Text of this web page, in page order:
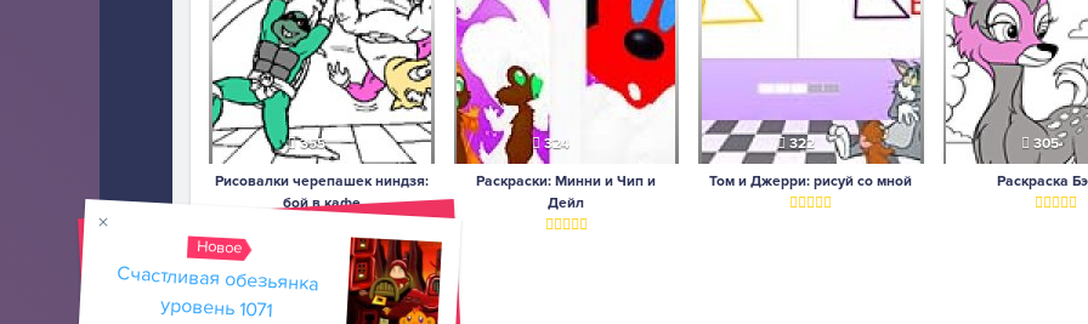
355
Рисовалки черепашек ниндзя:
бой в кафе
324
Раскраски: Минни и Чип и
Дейл
322
Том и Джерри: рисуй со мной
305
Раскраска
Новое
Счастливая обезьянка
уровень 1071